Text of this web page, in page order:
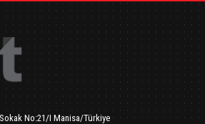
No:21/I Manisa/Türkiye